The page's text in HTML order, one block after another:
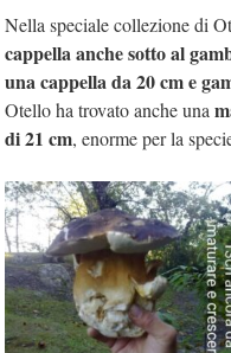
Nella speciale collezione di
cappella anche sotto al
una cappella da 20 cm e
Otello ha trovato anche una m
di 21 cm, enorme per la